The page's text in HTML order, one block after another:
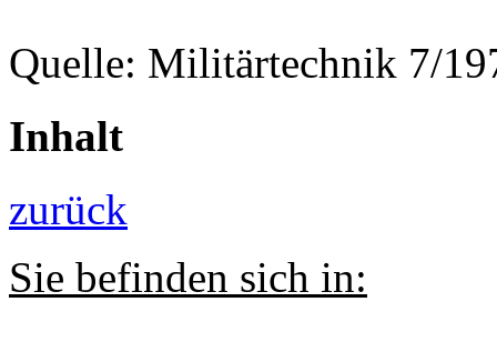
Quelle: Militärtechnik 7/
Inhalt
zurück
Sie befinden sich in: